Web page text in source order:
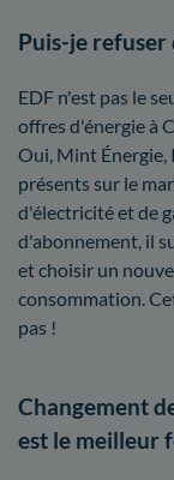
Puis-je refuser
EDF n'est pas le
offres d'énergie à
Oui, Mint Énergie,
présents sur le
d'électricité et de
d'abonnement, il
et choisir un
consommation.
pas !
Changement
est le meilleur